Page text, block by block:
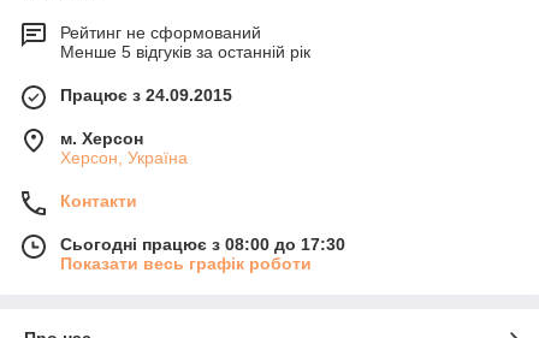
Рейтинг не сформований
Менше 5 відгуків за останній рік
Працює з 24.09.2015
м. Херсон
Херсон, Україна
Контакти
Сьогодні працює з 08:00 до 17:30
Показати весь графік роботи